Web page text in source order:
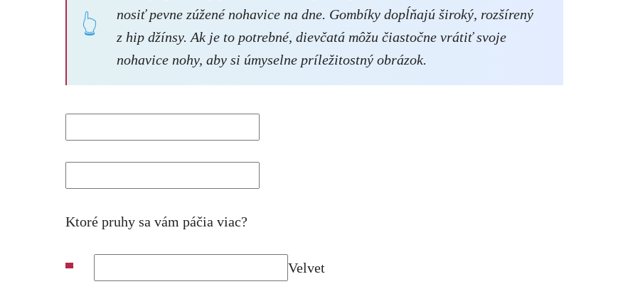
nosiť pevne zúžené nohavice na dne. Gombíky dopĺňajú široký, rozšírený
z hip džínsy. Ak je to potrebné, dievčatá môžu čiastočne vrátiť svoje
nohavice nohy, aby si úmyselne príležitostný obrázok.
Ktoré pruhy sa vám páčia viac?
Velvet